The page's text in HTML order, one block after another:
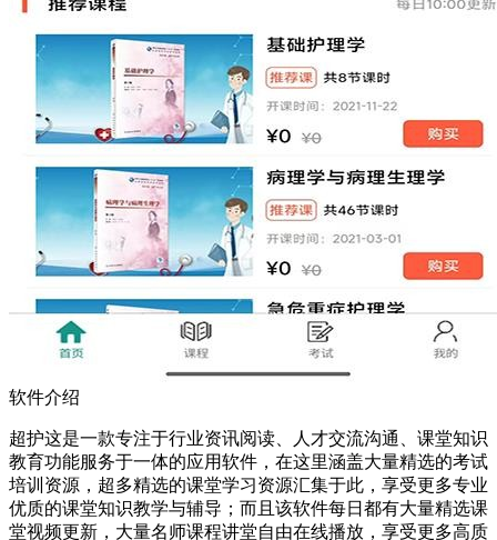
软件介绍
超护这是一款专注于行业资讯阅读、人才交流沟通、课堂知识
教育功能服务于一体的应用软件，在这里涵盖大量精选的考试
培训资源，超多精选的课堂学习资源汇集于此，享受更多专业
优质的课堂知识教学与辅导；而且该软件每日都有大量精选课
堂视频更新，大量名师课程讲堂自由在线播放，享受更多高质